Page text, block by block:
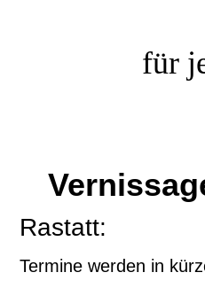
für
Rastatt:
Termine werden in